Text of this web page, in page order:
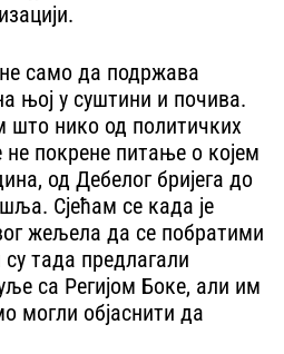
само да подржава
њој у суштини и почива.
што нико од политичких
покрене питање о којем
од Дебелог бријега до
Сјећам се када је
жељела да се побратими
тада предлагали
са Регијом Боке, али им
могли објаснити да